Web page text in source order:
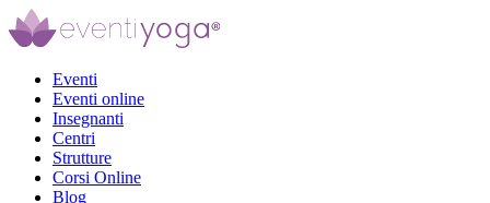
Eventi
Eventi online
Insegnanti
Centri
Strutture
Corsi Online
Blog